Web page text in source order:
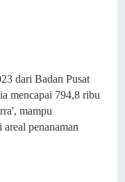
dari Badan Pusat
mencapai 794,8 ribu
mampu
penanaman